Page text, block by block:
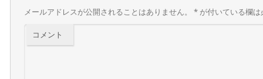
メールアドレスが公開されることはありません。 *が付いている欄は
コメント